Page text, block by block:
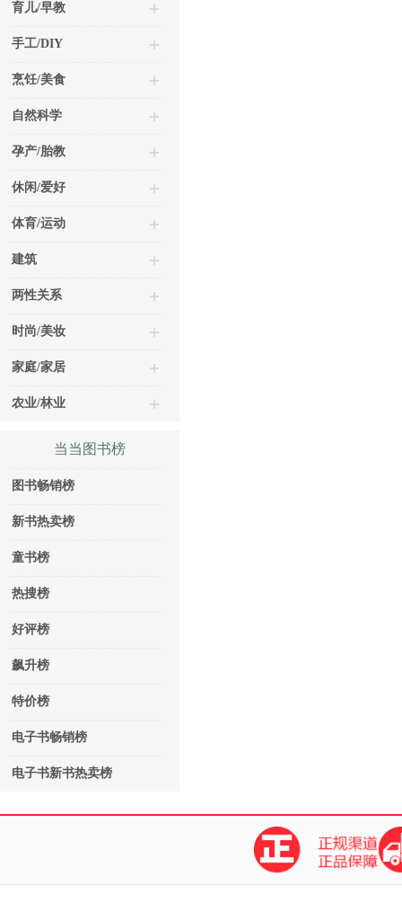
育儿/早教
手工/DIY
烹饪/美食
自然科学
孕产/胎教
休闲/爱好
体育/运动
建筑
两性关系
时尚/美妆
家庭/家居
农业/林业
当当图书榜
图书畅销榜
新书热卖榜
童书榜
热搜榜
好评榜
飙升榜
特价榜
电子书畅销榜
电子书新书热卖榜